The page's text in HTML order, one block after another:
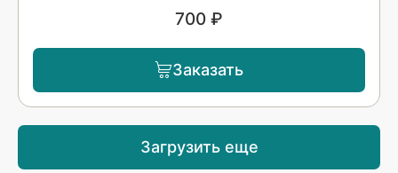
700 ₽
Заказать
Загрузить еще